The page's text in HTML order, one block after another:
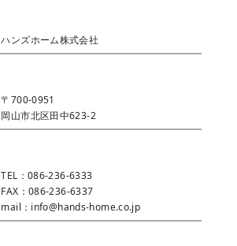
ハンズホーム株式会社
〒700-0951
岡山市北区田中623-2
TEL：086-236-6333
FAX：086-236-6337
mail：info@hands-home.co.jp